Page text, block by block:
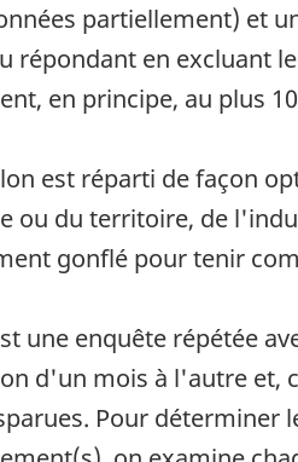
partiellement) et
répondant en excluant
en principe, au plus
est réparti de façon
ou du territoire, de
gonflé pour tenir
une enquête répétée
d'un mois à l'autre et,
Pour déterminer